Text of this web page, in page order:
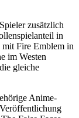
zusätzlich
in
mit Fire Emblem in
im Westen
gleiche
Anime-